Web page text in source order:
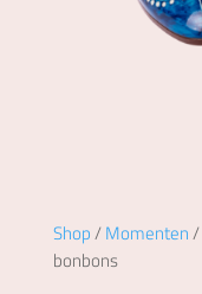
Shop/Momenten/
bonbons